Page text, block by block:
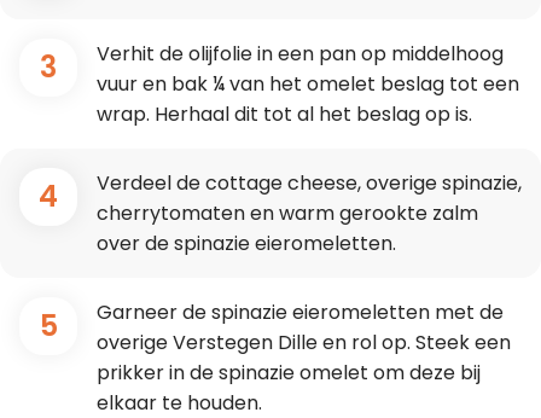
3
Verhit de olijfolie in een pan op middelhoog
vuur en bak ¼ van het omelet beslag tot een
wrap. Herhaal dit tot al het beslag op is.
4
Verdeel de cottage cheese, overige spinazie,
cherrytomaten en warm gerookte zalm
over de spinazie eieromeletten.
5
Garneer de spinazie eieromeletten met de
overige Verstegen Dille en rol op. Steek een
prikker in de spinazie omelet om deze bij
elkaar te houden.